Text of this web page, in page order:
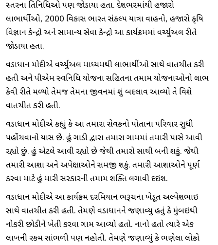
સ્તરના પ્રતિનિધિઓ પણ જોડાયા હતા. દેશભરમાંથી હજારો
લાભાર્થીઓ, 2000 વિકાસ ભારત સંકલ્પ યાત્રા વાહનો, હજારો કૃષિ
વિજ્ઞાન કેન્દ્રો અને સામાન્ય સેવા કેન્દ્રો આ કાર્યક્રમમાં વર્ચ્યુઅલ રીતે
જોડાયા હતા.
વડાપ્રધાન મોદીએ વર્ચ્યુઅલ માધ્યમથી લાભાર્થીઓ સાથે વાતચીત કરી
હતી અને પીએમ સ્વનિધિ યોજના સહિતના તમામ યોજનાઓનો લાભ
કેવી રીતે મળ્યો તેમજ તેમના જીવનમાં શું બદલાવ આવ્યો તે વિશે
વાતચીત કરી હતી.
વડાપ્રધાન મોદીએ કહ્યું કે આ તમારા સેવકનો પોતાના પરિવાર સુધી
પહોંચવાનો પ્રયાસ છે. હું ગાડી દ્વારા તમારા ગામમાં તમારી પાસે આવી
રહ્યો છું. હું એટલે આવી રહ્યો છે જેથી તમારો સાથી બની શકું. જેથી
તમારી આશા અને અપેક્ષાઓને સમજી શકું. તમારી આશાઓને પૂર્ણ
કરવા માટે હું મારી સરકારની તમામ શક્તિ લગાવી દઇશ.
વડાપ્રધાન મોદીએ આ કાર્યક્રમ દરમિયાન ભરૂચના ખેડૂત અલ્પેશભાઇ
સાથે વાતચીત કરી હતી. તેમણે વડાપ્રધાનને જણાવ્યુ હતું કે મુંબઇથી
નોકરી છોડીને ખેતી કરવા ગામ આવ્યો હતો. નાનો હતો ત્યારે એક
લાખની રકમ સાંભળી પણ નહોતી. તેમણે જણાવ્યું કે ભણેલા લોકો